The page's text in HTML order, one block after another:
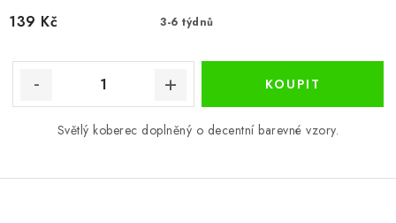
3-6 týdnů
139 Kč
Světlý koberec doplněný o decentní barevné vzory.